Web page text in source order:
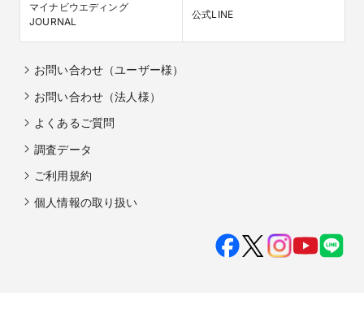
マイナビウエディング
JOURNAL
公式LINE
お問い合わせ（ユーザー様）
お問い合わせ（法人様）
よくあるご質問
調査データ
ご利用規約
個人情報の取り扱い